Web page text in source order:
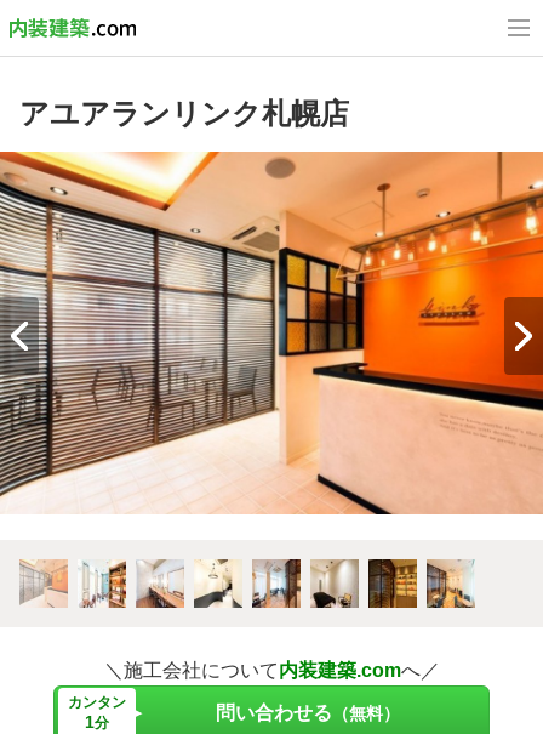
アユアランリンク札幌店
＼施工会社について内装建築.comへ／
カンタン
1分 問い合わせる （無料）